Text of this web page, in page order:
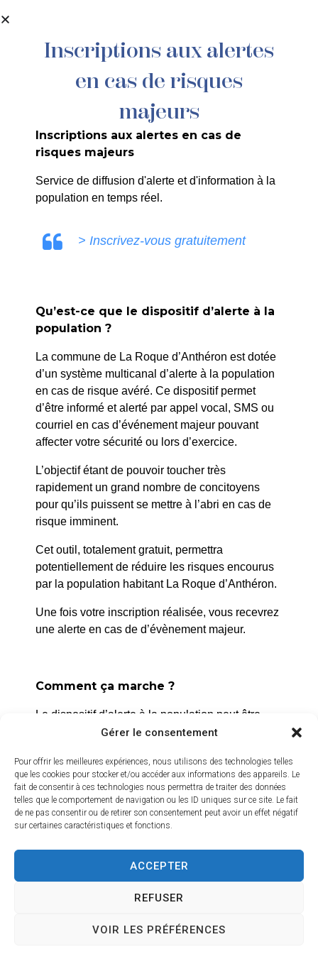
Gérer le consentement
Pour offrir les meilleures expériences, nous utilisons des technologies telles
que les cookies pour stocker et/ou accéder aux informations des appareils. Le
fait de consentir à ces technologies nous permettra de traiter des données
telles que le comportement de navigation ou les ID uniques sur ce site. Le fait
de ne pas consentir ou de retirer son consentement peut avoir un effet négatif
sur certaines caractéristiques et fonctions.
ACCEPTER
REFUSER
VOIR LES PRÉFÉRENCES
principal
Maria Rat
ULE0V
Jean-Philippe Prost
SUIV
Bruno Perillo
13640 La Roque d’Anthéron
Nous contacter
Horaires d'ouverture
Du lundi au jeudi :
de 8h30 à 11h30 et de 14h à 16h
Le vendredi :
Inscriptions aux alertes
en cas de risques
majeurs
Inscriptions aux alertes en cas de
risques majeurs
Service de diffusion d'alerte et d'information à la
population en temps réel.
> Inscrivez-vous gratuitement
Qu’est-ce que le dispositif d’alerte à la
population ?
La commune de La Roque d’Anthéron est dotée
d’un système multicanal d’alerte à la population
en cas de risque avéré. Ce dispositif permet
d’être informé et alerté par appel vocal, SMS ou
courriel en cas d’événement majeur pouvant
affecter votre sécurité ou lors d’exercice.
L’objectif étant de pouvoir toucher très
rapidement un grand nombre de concitoyens
pour qu’ils puissent se mettre à l’abri en cas de
risque imminent.
Cet outil, totalement gratuit, permettra
potentiellement de réduire les risques encourus
par la population habitant La Roque d’Anthéron.
Une fois votre inscription réalisée, vous recevrez
une alerte en cas de d’évènement majeur.
Comment ça marche ?
Le dispositif d’alerte à la population peut être
déclenché dans différents cas, notamment les
L’alerte est déclenchée par les services de la
ville, et peut être localisée selon le périmètre et
l’étendue du risque.
https://inscription.cedralis.com/